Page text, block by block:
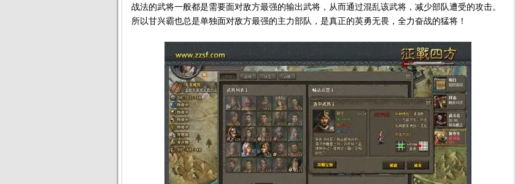
战法的武将一般都是需要面对敌方最强的输出武将，从而通过混乱该武将，减少部队遭受的攻击。
所以甘兴霸也总是单独面对敌方最强的主力部队，是真正的英勇无畏，全力奋战的猛将！